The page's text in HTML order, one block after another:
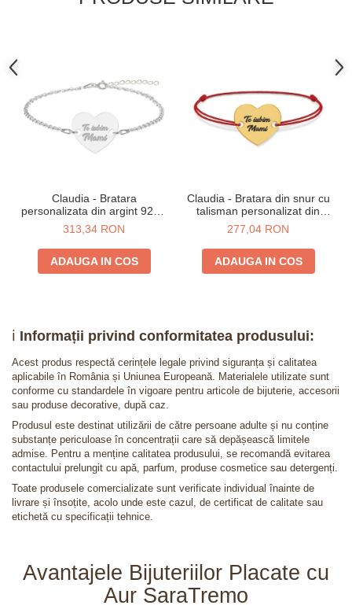
Claudia - Bratara
personalizata din argint 925 -
Inimioara
313,34 RON
ADAUGA IN COS
Claudia - Bratara din snur cu
talisman personalizat din
argint 925 placat cu aur 24K -
Inimioara
277,04 RON
ADAUGA IN COS
ℹ️ Informații privind conformitatea produsului:
Acest produs respectă cerințele legale privind siguranța și calitatea
aplicabile în România și Uniunea Europeană. Materialele utilizate sunt
conforme cu standardele în vigoare pentru articole de bijuterie, accesorii
sau produse decorative, după caz.
Produsul este destinat utilizării de către persoane adulte și nu conține
substanțe periculoase în concentrații care să depășească limitele
admise. Pentru a menține calitatea produsului, se recomandă evitarea
contactului prelungit cu apă, parfum, produse cosmetice sau detergenți.
Toate produsele comercializate sunt verificate individual înainte de
livrare și însoțite, acolo unde este cazul, de certificat de calitate sau
etichetă cu specificații tehnice.
Avantajele Bijuteriilor Placate cu
Aur SaraTremo